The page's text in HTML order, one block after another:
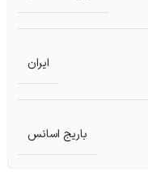
ایران
باریج اسانس